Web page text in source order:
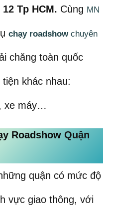
Tp HCM. Cùng MN
chạy roadshow chuyên
chăng toàn quốc
khác nhau:
xe máy…
Roadshow Quận
quận có mức độ
vực giao thông, với